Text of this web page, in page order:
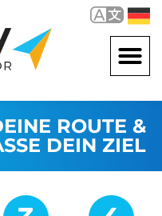
ROUTE &
DEIN ZIEL